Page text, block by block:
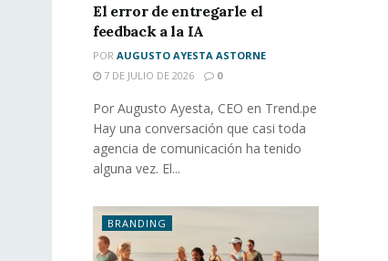
El error de entregarle el
feedback a la IA
POR AUGUSTO AYESTA ASTORNE
7 DE JULIO DE 2026
0
Por Augusto Ayesta, CEO en Trend.pe
Hay una conversación que casi toda
agencia de comunicación ha tenido
alguna vez. El...
BRANDING